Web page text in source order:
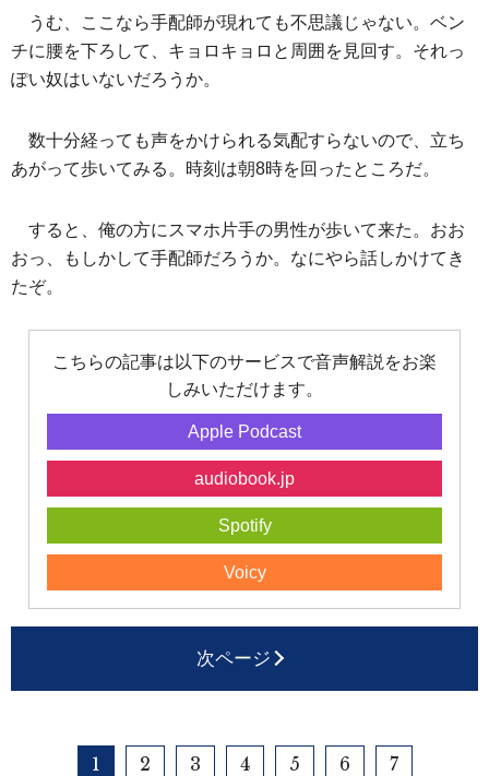
うむ、ここなら手配師が現れても不思議じゃない。ベン
チに腰を下ろして、キョロキョロと周囲を見回す。それっ
ぽい奴はいないだろうか。
数十分経っても声をかけられる気配すらないので、立ち
あがって歩いてみる。時刻は朝8時を回ったところだ。
すると、俺の方にスマホ片手の男性が歩いて来た。おお
おっ、もしかして手配師だろうか。なにやら話しかけてき
たぞ。
こちらの記事は以下のサービスで音声解説をお楽
しみいただけます。
Apple Podcast
audiobook.jp
Spotify
Voicy
次ページ
1 2 3 4 5 6 7